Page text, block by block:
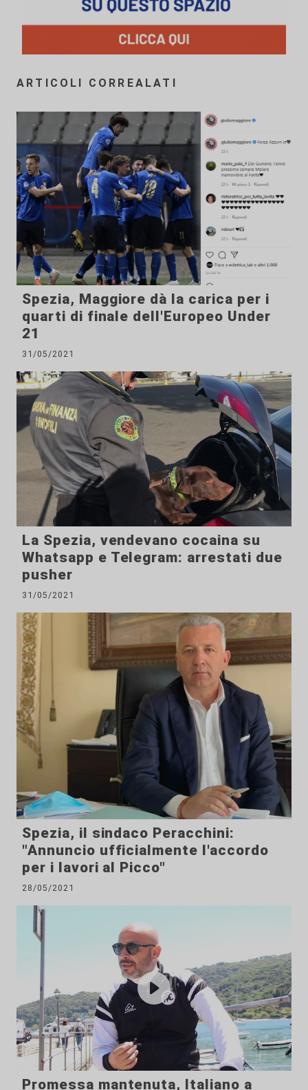
ARTICOLI CORREALATI
Spezia, Maggiore dà la carica per i
quarti di finale dell'Europeo Under
21
31/05/2021
La Spezia, vendevano cocaina su
Whatsapp e Telegram: arrestati due
pusher
31/05/2021
Spezia, il sindaco Peracchini:
"Annuncio ufficialmente l'accordo
per i lavori al Picco"
28/05/2021
Promessa mantenuta, Italiano a